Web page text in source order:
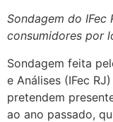
Sondagem do IFec
consumidores por
Sondagem feita
e Análises (IFec
pretendem
ao ano passado,